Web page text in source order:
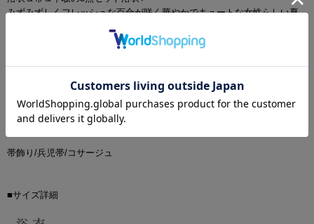
みずみずしくフレッシュな百合が咲く華やかでキュートな女性らしい夏
うっとりするような繊細タッチの水彩デザインに小さい小花をプラスし
■基本セット内容
■オプションアイテム
帯飾り/兵児帯/コサージュ
■サイズ詳細